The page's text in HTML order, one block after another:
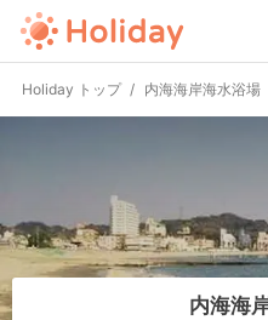
Holiday トップ 内海海岸海水浴場
内海海